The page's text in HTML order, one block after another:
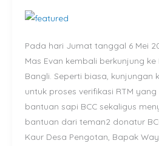
Pada hari Jumat tanggal 6 Mei
Mas Evan kembali berkunjung
Bangli. Seperti biasa, kunjungan
untuk proses verifikasi RTM
bantuan sapi BCC sekaligus
bantuan dari teman2 donatur
Kaur Desa Pengotan, Bapak
Desa
Bangli